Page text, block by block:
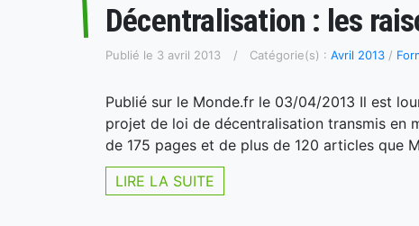
Décentralisation : les
Publié le 3 avril 2013 Catégorie(s) : Avril 2013 /
Publié sur le Monde.fr le 03/04/2013 Il est
projet de loi de décentralisation transmis en
de 175 pages et de plus de 120 articles que
LIRE LA SUITE